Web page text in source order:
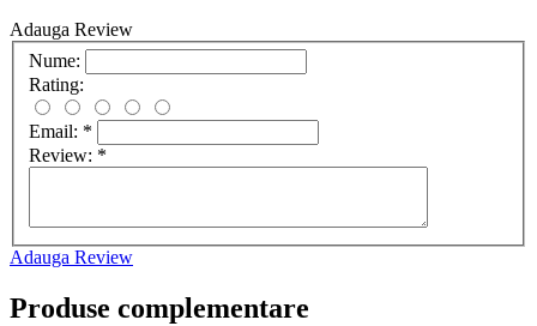
Adauga Review
Nume:
Rating:
Email: *
Review: *
Adauga Review
Produse complementare